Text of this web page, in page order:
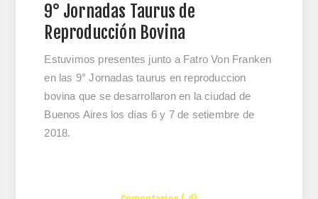
9° Jornadas Taurus de
Reproducción Bovina
Estuvimos presentes junto a Fatro Von Franken
en las 9° Jornadas taurus en reproduccion
bovina que se desarrollaron en la ciudad de
Buenos Aires los días 6 y 7 de setiembre de
2018.